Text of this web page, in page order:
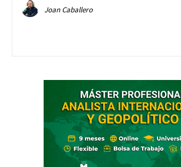
Joan Caballero